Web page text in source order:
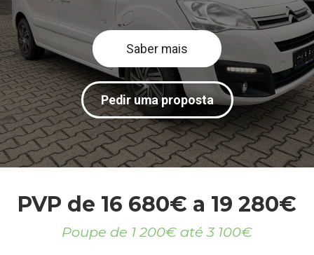
Saber mais
Pedir uma proposta
PVP de 16 680€ a 19 280€
Poupe de 1 200€ até 3 100€